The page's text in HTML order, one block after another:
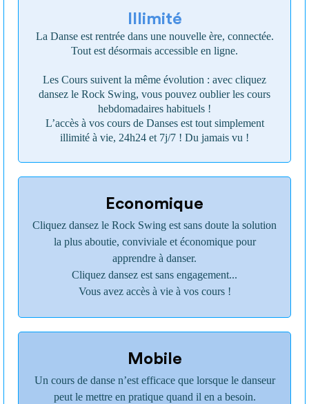
Illimité
La Danse est rentrée dans une nouvelle ère, connectée.
Tout est désormais accessible en ligne.
Les Cours suivent la même évolution : avec cliquez
dansez le Rock Swing, vous pouvez oublier les cours
hebdomadaires habituels !
L’accès à vos cours de Danses est tout simplement
illimité à vie, 24h24 et 7j/7 ! Du jamais vu !
Economique
Cliquez dansez le Rock Swing est sans doute la solution
la plus aboutie, conviviale et économique pour
apprendre à danser.
Cliquez dansez est sans engagement...
Vous avez accès à vie à vos cours !
Mobile
Un cours de danse n’est efficace que lorsque le danseur
peut le mettre en pratique quand il en a besoin.